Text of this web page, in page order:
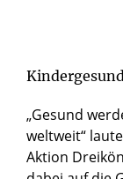
„Gesund
weltweit“
Aktion